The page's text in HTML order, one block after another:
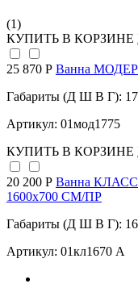
(1)
КУПИТЬ В КОРЗИНЕ
25 870 Р Ванна
Габариты (Д Ш В Г):
Артикул: 01мод1775
КУПИТЬ В КОРЗИНЕ
20 200 Р Ванна
1600х700 СМ/ПР
Габариты (Д Ш В Г):
Артикул: 01кл1670 А